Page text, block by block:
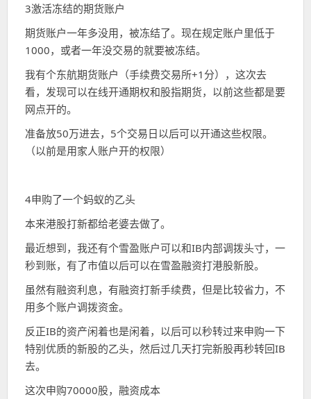
3激活冻结的期货账户
期货账户一年多没用，被冻结了。现在规定账户里低于
1000，或者一年没交易的就要被冻结。
我有个东航期货账户（手续费交易所+1分），这次去
看，发现可以在线开通期权和股指期货，以前这些都是要
网点开的。
准备放50万进去，5个交易日以后可以开通这些权限。
（以前是用家人账户开的权限）
4申购了一个蚂蚁的乙头
本来港股打新都给老婆去做了。
最近想到，我还有个雪盈账户可以和IB内部调拨头寸，一
秒到账，有了市值以后可以在雪盈融资打港股新股。
虽然有融资利息，有融资打新手续费，但是比较省力，不
用多个账户调拨资金。
反正IB的资产闲着也是闲着，以后可以秒转过来申购一下
特别优质的新股的乙头，然后过几天打完新股再秒转回IB
去。
这次申购70000股，融资成本